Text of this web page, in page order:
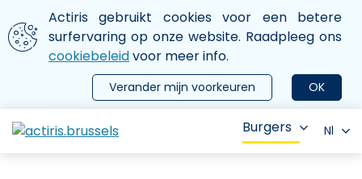
Aller au contenu principal
We gebruiken cookies
Actiris gebruikt cookies voor een betere
surfervaring op onze website. Raadpleeg ons
cookiebeleidvoor meer info.
OK
Verander mijn voorkeuren
le menu
Burgers Nl